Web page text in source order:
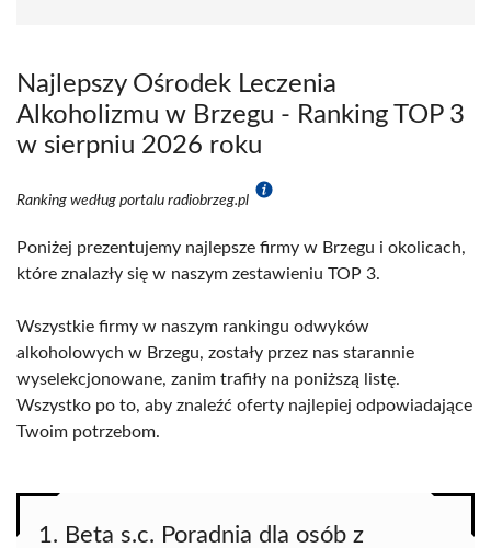
Najlepszy Ośrodek Leczenia
Alkoholizmu w Brzegu - Ranking TOP 3
w sierpniu 2026 roku
Ranking według portalu radiobrzeg.pl
Poniżej prezentujemy najlepsze firmy w Brzegu i okolicach,
które znalazły się w naszym zestawieniu TOP 3.
Wszystkie firmy w naszym rankingu odwyków
alkoholowych w Brzegu, zostały przez nas starannie
wyselekcjonowane, zanim trafiły na poniższą listę.
Wszystko po to, aby znaleźć oferty najlepiej odpowiadające
Twoim potrzebom.
1. Beta s.c. Poradnia dla osób z